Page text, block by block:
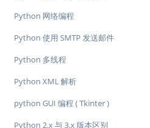
Python 网络编程
Python 使用 SMTP 发送邮件
Python 多线程
Python XML 解析
python GUI 编程 ( Tkinter )
Python 2.x 与 3​​.x 版本区别